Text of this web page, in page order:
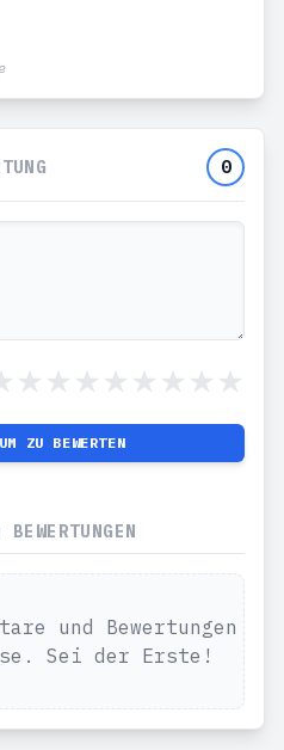
0
ZU BEWERTEN
und Bewertungen
Sei der Erste!